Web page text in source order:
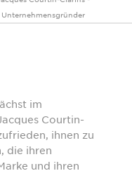
Unternehmensgründer
im
Courtin-
ihnen zu
die ihren
und ihren